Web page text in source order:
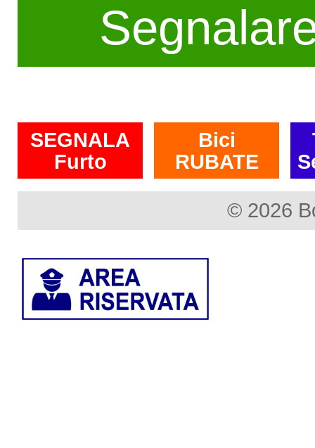
SEGNALA
Furto
Bici
RUBATE
© 2026